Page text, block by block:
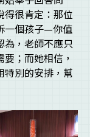
得很肯定：那位
一個孩子—你值
，老師不應只
；而她相信，
特別的安排，幫